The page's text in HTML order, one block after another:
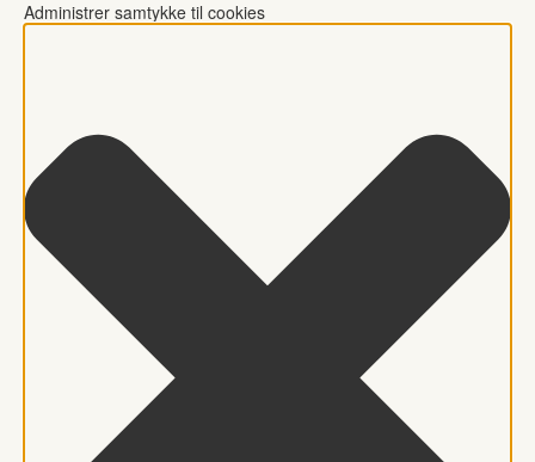
Administrer samtykke til cookies